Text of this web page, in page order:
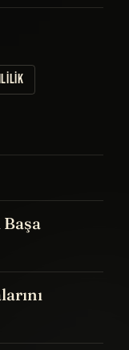
Başa